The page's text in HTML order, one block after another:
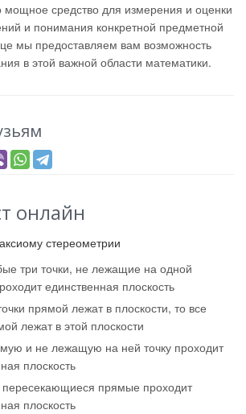
мощное средство для измерения и оценки
и понимания конкретной предметной
мы предоставляем вам возможность
в этой важной области математики.
онлайн
стереометрии
три точки, не лежащие на одной
единственная плоскость
прямой лежат в плоскости, то все
лежат в этой плоскости
и не лежащую на ней точку проходит
плоскость
пересекающиеся прямые проходит
плоскость